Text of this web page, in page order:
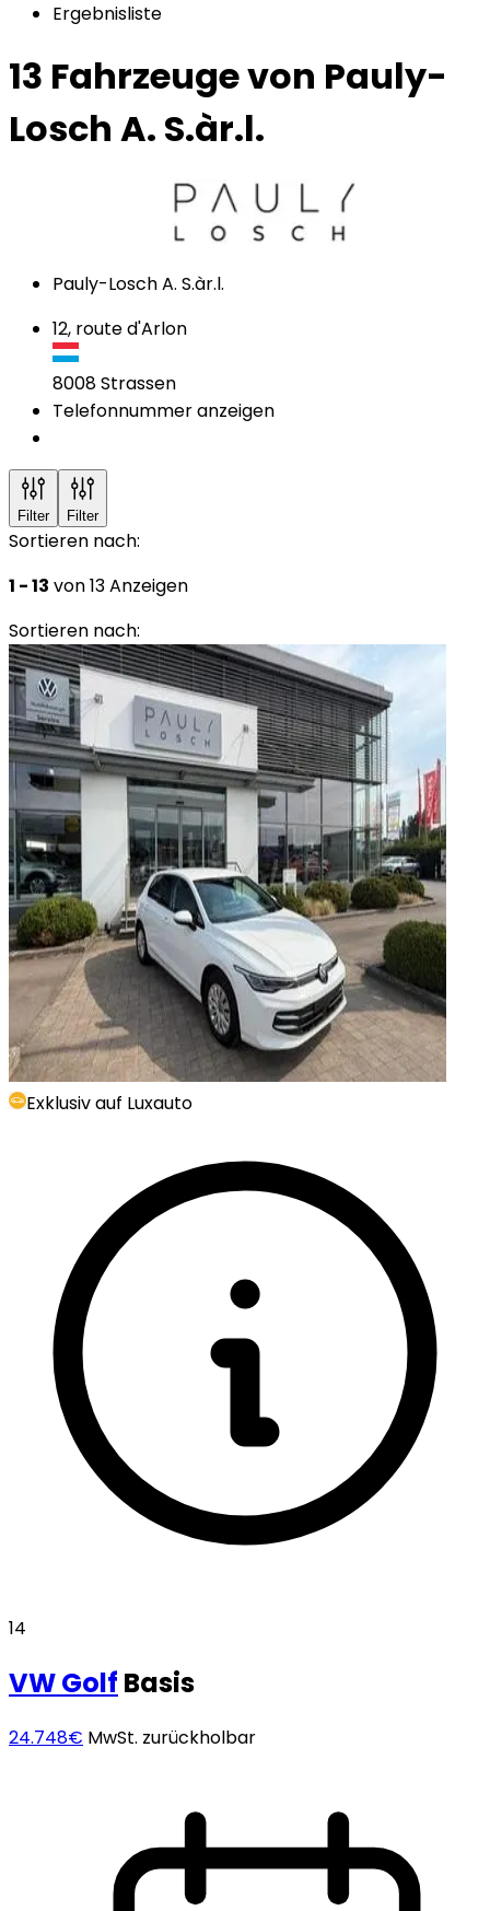
Ergebnisliste
13 Fahrzeugevon Pauly-
Losch A. S.àr.l.
Pauly-Losch A. S.àr.l.
12, route d'Arlon
8008Strassen
Telefonnummer anzeigen
Filter Filter
Sortieren nach:
1 - 13 von 13 Anzeigen
Sortieren nach:
Exklusiv auf Luxauto
14
VWGolf Basis
24.748€ MwSt. zurückholbar